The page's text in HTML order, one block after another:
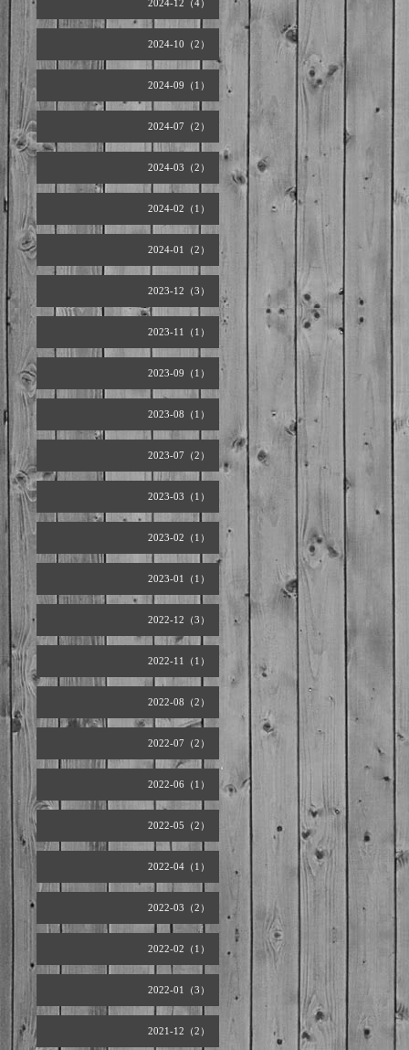
2024-12（4）
2024-10（2）
2024-09（1）
2024-07（2）
2024-03（2）
2024-02（1）
2024-01（2）
2023-12（3）
2023-11（1）
2023-09（1）
2023-08（1）
2023-07（2）
2023-03（1）
2023-02（1）
2023-01（1）
2022-12（3）
2022-11（1）
2022-08（2）
2022-07（2）
2022-06（1）
2022-05（2）
2022-04（1）
2022-03（2）
2022-02（1）
2022-01（3）
2021-12（2）